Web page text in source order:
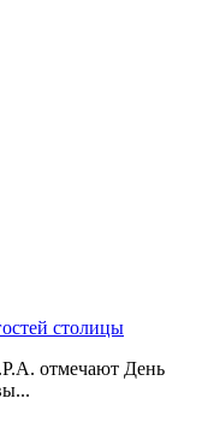
столицы
отмечают День